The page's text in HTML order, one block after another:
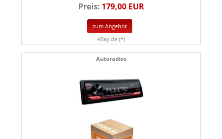
Preis: 179,00 EUR
zum Angebot
eBay.de (*)
Autoradios